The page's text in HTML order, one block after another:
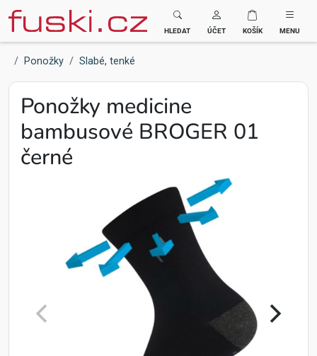
Fuski BOMA
HLEDAT ÚČET KOŠÍK MENU
Ponožky Slabé, tenké
Ponožky medicine
bambusové BROGER 01
černé